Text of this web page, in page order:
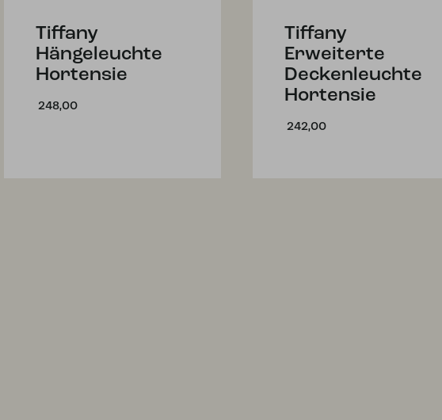
Tiffany
Hängeleuchte
Hortensie
248,00
Tiffany
Erweiterte
Deckenleuchte
Hortensie
242,00